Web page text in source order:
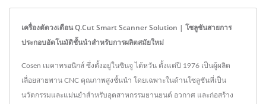
เครื่องตัดวงเดือน Q.Cut Smart Scanner Solution | โซลูชันสายการ
ประกอบอัตโนมัติชั้นนำสำหรับการผลิตสมัยใหม่
Cosen เมคาทรอนิกส์ ซึ่งตั้งอยู่ในซินจู ไต้หวัน ตั้งแต่ปี 1976 เป็นผู้ผลิต
เลื่อยสายพาน CNC คุณภาพสูงชั้นนำ โดยเฉพาะในด้านโซลูชันที่เป็น
นวัตกรรมและแม่นยำสำหรับอุตสาหกรรมยานยนต์ อวกาศ และก่อสร้าง